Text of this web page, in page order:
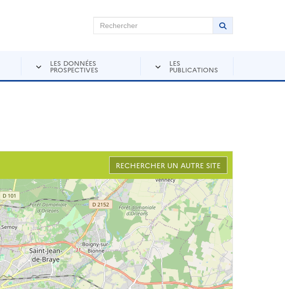
Rechercher sur Andra Inventaire Rechercher
Lancer la
LES DONNÉES
PROSPECTIVES
LES
PUBLICATIONS
RECHERCHER UN AUTRE SITE